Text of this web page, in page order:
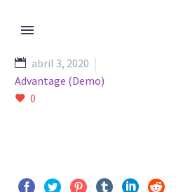
abril 3, 2020
Advantage (Demo)
0